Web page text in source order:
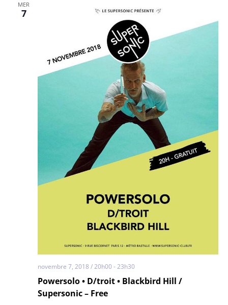
MER
7
Powersolo • D/troit • Blackbird Hill /
Supersonic – Free
novembre 7, 2018 / 20h00 -23h30